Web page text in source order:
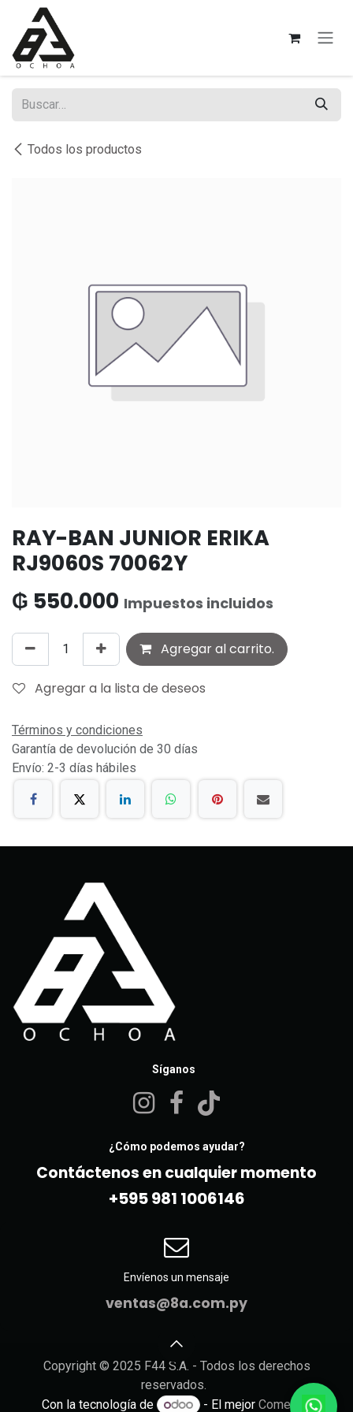
Ir al contenido
Todos los productos
RAY-BAN JUNIOR ERIKA
RJ9060S 70062Y
₲ 550.000 Impuestos incluidos
Agregar al carrito.
Agregar a la lista de deseos
Términos y condiciones
Garantía de devolución de 30 días
Envío: 2-3 días hábiles
Síganos
¿Cómo podemos ayudar?
Contáctenos en cualquier momento
+595 981 10061​46
Envíenos un mensaje
ventas@8a.com.py
Copyright © 2025 F44 S.A. - Todos los derechos
reservados.
Con la tecnología de
- El mejor Comercio